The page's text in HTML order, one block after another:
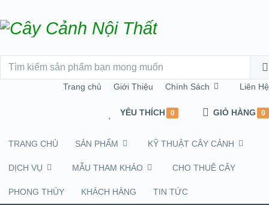
Trang chủ Giới Thiệu Chính Sách Liên Hệ
YÊU THÍCH 0 GIỎ HÀNG 0
TRANG CHỦ SẢN PHẨM KỸ THUẬT CÂY CẢNH
DỊCH VỤ MẪU THAM KHẢO CHO THUÊ CÂY
PHONG THỦY KHÁCH HÀNG TIN TỨC